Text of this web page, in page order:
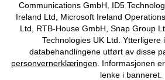
Communications GmbH, ID5
Ireland Ltd, Microsoft Ireland
Ltd, RTB-House GmbH, Snap Group
Technologies UK Ltd. Ytterligere
databehandlingene utført av disse
personvernerklæringen . Informasjonen
lenke i banneret.